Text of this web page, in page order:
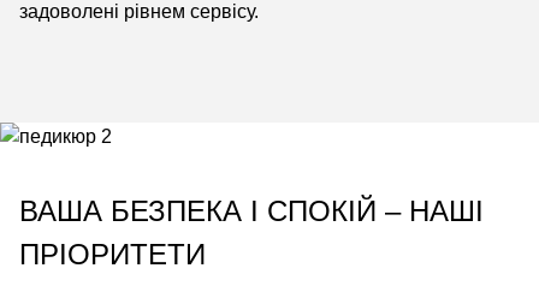
задоволені рівнем сервісу.
ВАША БЕЗПЕКА І СПОКІЙ – НАШІ
ПРІОРИТЕТИ